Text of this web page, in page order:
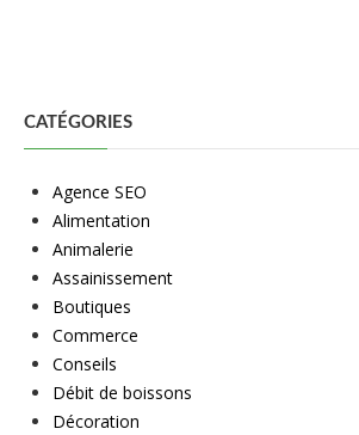
CATÉGORIES
Agence SEO
Alimentation
Animalerie
Assainissement
Boutiques
Commerce
Conseils
Débit de boissons
Décoration